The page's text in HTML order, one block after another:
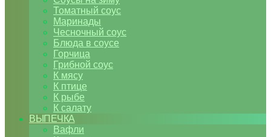
Томатный соус
Маринады
Чесночный соус
Блюда в соусе
Горчица
Грибной соус
К мясу
К птице
К рыбе
К салату
ВЫПЕЧКА
Вафли